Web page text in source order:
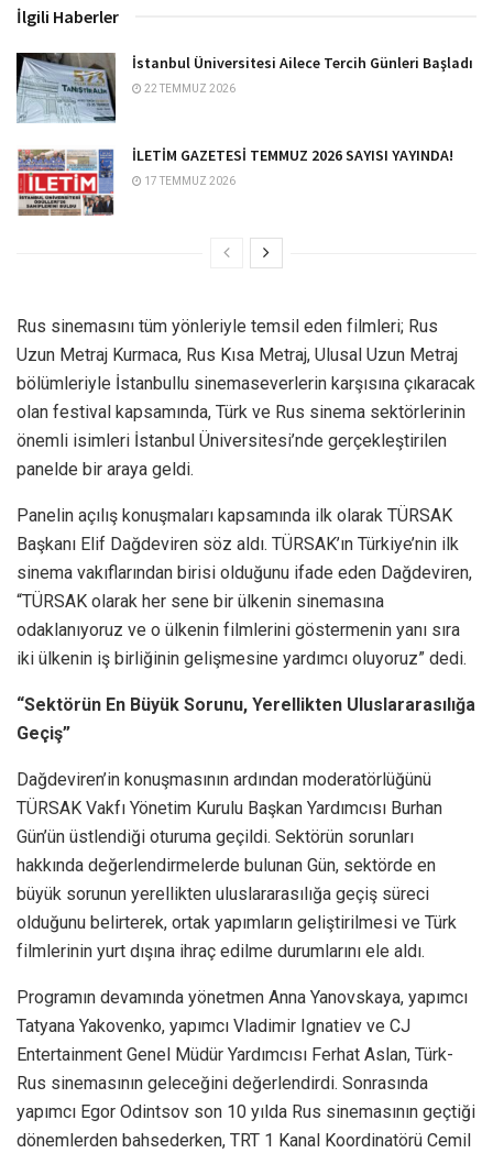
İlgili Haberler
İstanbul Üniversitesi Ailece Tercih Günleri Başladı
22 TEMMUZ 2026
İLETİM GAZETESİ TEMMUZ 2026 SAYISI YAYINDA!
17 TEMMUZ 2026
Rus sinemasını tüm yönleriyle temsil eden filmleri; Rus
Uzun Metraj Kurmaca, Rus Kısa Metraj, Ulusal Uzun Metraj
bölümleriyle İstanbullu sinemaseverlerin karşısına çıkaracak
olan festival kapsamında, Türk ve Rus sinema sektörlerinin
önemli isimleri İstanbul Üniversitesi’nde gerçekleştirilen
panelde bir araya geldi.
Panelin açılış konuşmaları kapsamında ilk olarak TÜRSAK
Başkanı Elif Dağdeviren söz aldı. TÜRSAK’ın Türkiye’nin ilk
sinema vakıflarından birisi olduğunu ifade eden Dağdeviren,
“TÜRSAK olarak her sene bir ülkenin sinemasına
odaklanıyoruz ve o ülkenin filmlerini göstermenin yanı sıra
iki ülkenin iş birliğinin gelişmesine yardımcı oluyoruz” dedi.
“Sektörün En Büyük Sorunu, Yerellikten Uluslararasılığa
Geçiş”
Dağdeviren’in konuşmasının ardından moderatörlüğünü
TÜRSAK Vakfı Yönetim Kurulu Başkan Yardımcısı Burhan
Gün’ün üstlendiği oturuma geçildi. Sektörün sorunları
hakkında değerlendirmelerde bulunan Gün, sektörde en
büyük sorunun yerellikten uluslararasılığa geçiş süreci
olduğunu belirterek, ortak yapımların geliştirilmesi ve Türk
filmlerinin yurt dışına ihraç edilme durumlarını ele aldı.
Programın devamında yönetmen Anna Yanovskaya, yapımcı
Tatyana Yakovenko, yapımcı Vladimir Ignatiev ve CJ
Entertainment Genel Müdür Yardımcısı Ferhat Aslan, Türk-
Rus sinemasının geleceğini değerlendirdi. Sonrasında
yapımcı Egor Odintsov son 10 yılda Rus sinemasının geçtiği
dönemlerden bahsederken, TRT 1 Kanal Koordinatörü Cemil